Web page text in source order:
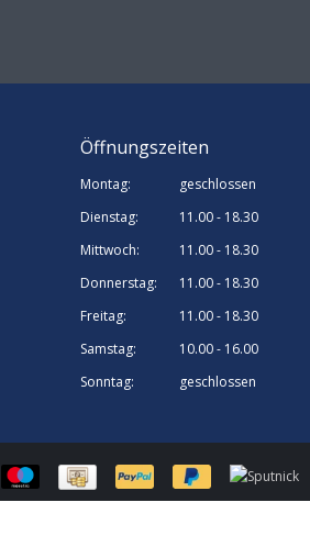
Öffnungszeiten
Montag:
geschlossen
Dienstag:
11.00 - 18.30
Mittwoch:
11.00 - 18.30
Donnerstag:
11.00 - 18.30
Freitag:
11.00 - 18.30
Samstag:
10.00 - 16.00
Sonntag:
geschlossen